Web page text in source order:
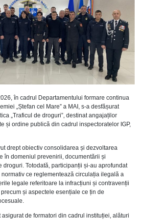
în cadrul Departamentului formare continua
„Ștefan cel Mare” a MAI, s-a desfășurat
„Traficul de droguri”, destinat angajaților
și ordine publică din cadrul inspectoratelor IGP,
drept obiectiv consolidarea și dezvoltarea
în domeniul prevenirii, documentării și
droguri. Totodată, participanții și-au aprofundat
ce reglementează circulația ilegală a
legale referitoare la infracțiuni și contravenții
și aspectele esențiale ce țin de
asigurat de formatori din cadrul instituției, alături